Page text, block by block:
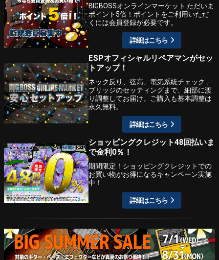
BIGBOSSオンラインマーケット ただいま
ポイント5倍！ポイントをご利用いただ
くには会員登録が必要です。
詳細はこちら
ESPオフィシャルリペアマンがセッ
トアップ！
ネック反り、弦高、電気系統チェック 、
ブリッジのセッティングまで、細部に渡
り調整してお届け。ご購入も基本調整は
永久無料。
詳細はこちら
ショッピングクレジット48回払いま
で金利0％！
期間限定！ショッピングクレジットでの
お買い物がお得になるキャンペーン実施
中！
詳細はこちら